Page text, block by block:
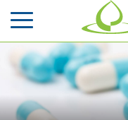
Sắp xếp